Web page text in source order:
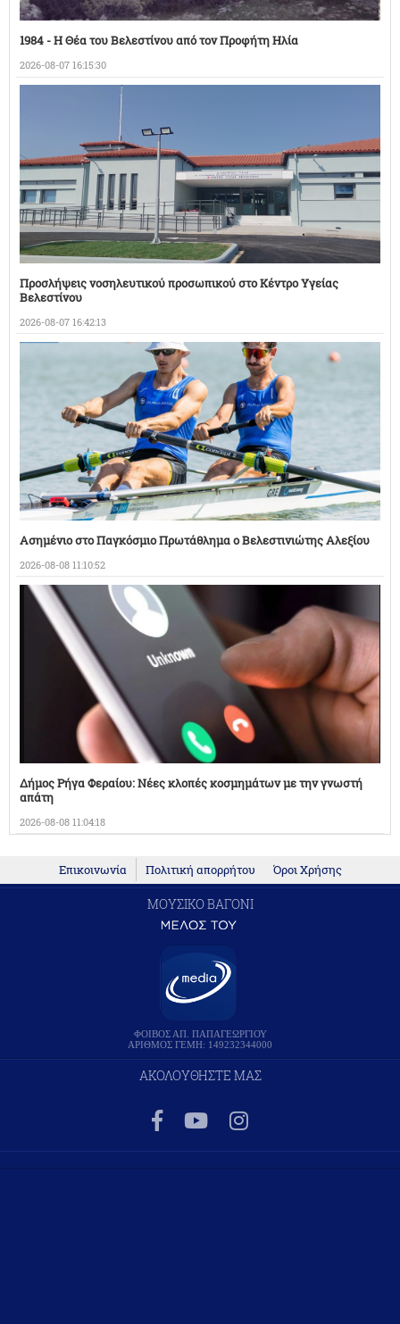
1984 - Η Θέα του Βελεστίνου από τον Προφήτη Ηλία
2026-08-07 16:15:30
Προσλήψεις νοσηλευτικού προσωπικού στο Κέντρο Υγείας
Βελεστίνου
2026-08-07 16:42:13
Ασημένιο στο Παγκόσμιο Πρωτάθλημα ο Βελεστινιώτης Αλεξίου
2026-08-08 11:10:52
Δήμος Ρήγα Φεραίου: Νέες κλοπές κοσμημάτων με την γνωστή
απάτη
2026-08-08 11:04:18
Επικοινωνία Πολιτική απορρήτου Όροι Χρήσης
ΜΟΥΣΙΚΟ ΒΑΓΟΝΙ
ΦΟΙΒΟΣ ΑΠ. ΠΑΠΑΓΕΩΡΓΙΟΥ
ΑΡΙΘΜΟΣ ΓΕΜΗ: 149232344000
ΑΚΟΛΟΥΘΗΣΤΕ ΜΑΣ